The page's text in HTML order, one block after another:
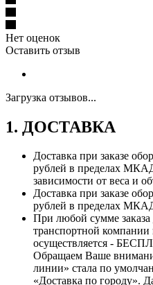
Нет оценок
Оставить отзыв
Загрузка отзывов...
1. ДОСТАВКА
Доставка при заказе
рублей в пределах
зависимости от веса и
Доставка при заказе
рублей в пределах
При любой сумме заказа
транспортной
осуществляется -
Обращаем Ваше
линии» стала по
«Доставка по городу».